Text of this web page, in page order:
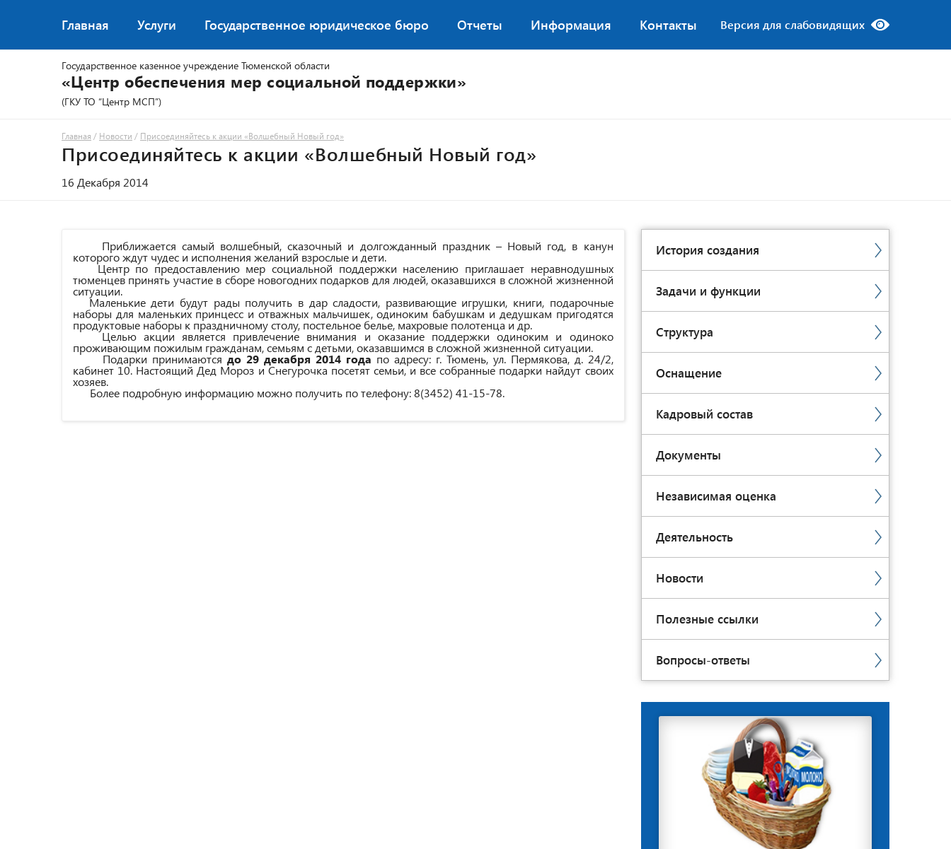
Главная Услуги Государственное юридическое бюро Отчеты Информация Контакты Версия для слабовидящих
Государственное казенное учреждение Тюменской области
«Центр обеспечения мер социальной поддержки»
(ГКУ ТО “Центр МСП”)
Главная / Новости / Присоединяйтесь к акции «Волшебный Новый год»
Присоединяйтесь к акции «Волшебный Новый год»
16 Декабря 2014
История создания
Задачи и функции
Структура
Оснащение
Кадровый состав
Документы
Независимая оценка
Деятельность
Новости
Полезные ссылки
Вопросы-ответы
Приближается самый волшебный, сказочный и долгожданный праздник – Новый год, в канун
которого ждут чудес и исполнения желаний взрослые и дети.
Центр по предоставлению мер социальной поддержки населению приглашает неравнодушных
тюменцев принять участие в сборе новогодних подарков для людей, оказавшихся в сложной жизненной
ситуации.
Маленькие дети будут рады получить в дар сладости, развивающие игрушки, книги, подарочные
наборы для маленьких принцесс и отважных мальчишек, одиноким бабушкам и дедушкам пригодятся
продуктовые наборы к праздничному столу, постельное белье, махровые полотенца и др.
Целью акции является привлечение внимания и оказание поддержки одиноким и одиноко
проживающим пожилым гражданам, семьям с детьми, оказавшимся в сложной жизненной ситуации.
Подарки принимаются до 29 декабря 2014 года по адресу: г. Тюмень, ул. Пермякова, д. 24/2,
кабинет 10. Настоящий Дед Мороз и Снегурочка посетят семьи, и все собранные подарки найдут своих
хозяев.
Более подробную информацию можно получить по телефону: 8(3452) 41-15-78.